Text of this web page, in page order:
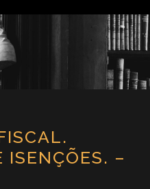
ISENÇÕES. –